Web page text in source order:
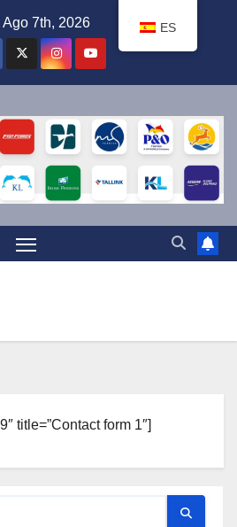
Ago 7th, 2026
title=”Contact form 1″]
ES